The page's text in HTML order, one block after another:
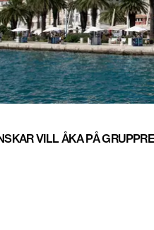
VILL ÅKA PÅ